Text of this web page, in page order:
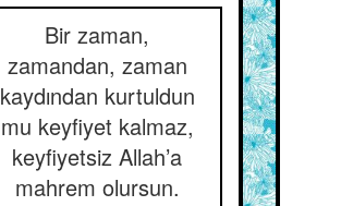
Bir zaman,
zamandan, zaman
kaydından kurtuldun
mu keyfiyet kalmaz,
keyfiyetsiz Allah’a
mahrem olursun.